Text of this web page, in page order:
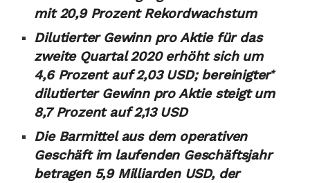
mit 20,9 Prozent Rekordwachstum
Dilutierter Gewinn pro Aktie für das
zweite Quartal 2020 erhöht sich um
4,6 Prozent auf 2,03 USD; bereinigter*
dilutierter Gewinn pro Aktie steigt um
8,7 Prozent auf 2,13 USD
Die Barmittel aus dem operativen
Geschäft im laufenden Geschäftsjahr
betragen 5,9 Milliarden USD, der